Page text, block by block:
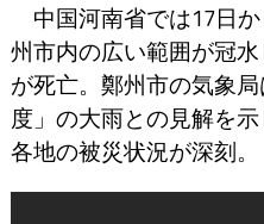
中国河南省では17日
州市内の広い範囲が冠
が死亡。鄭州市の気象
度」の大雨との見解を示
各地の被災状況が深刻。